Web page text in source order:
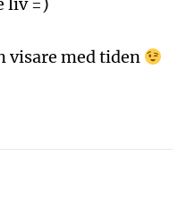
visare med tiden